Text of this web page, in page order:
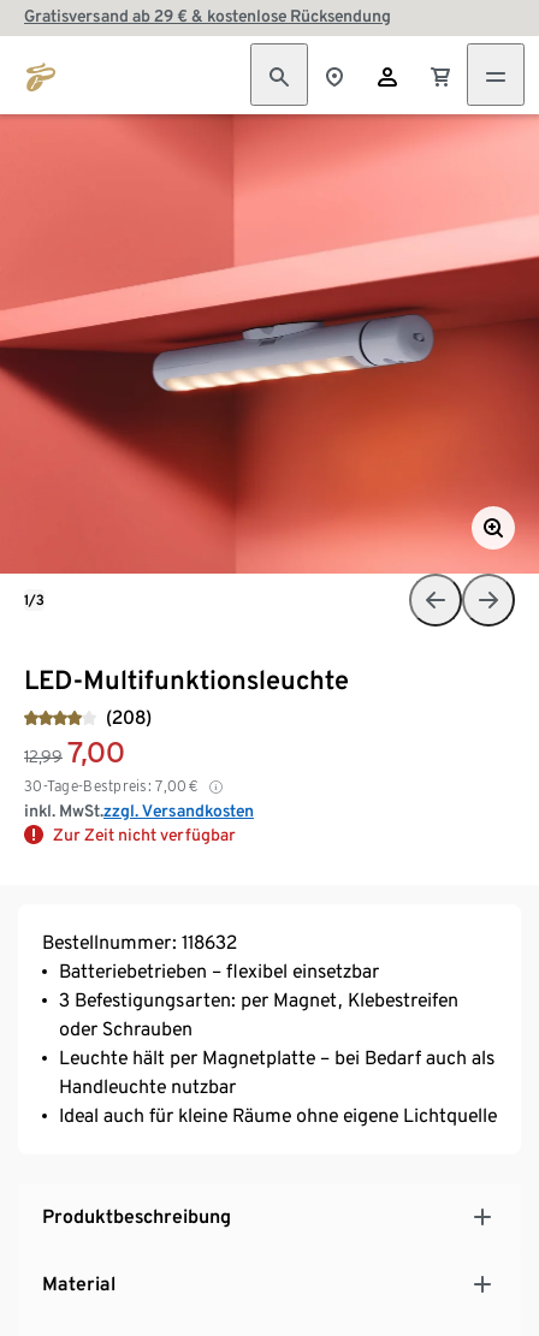
Gratisversand ab 29 € & kostenlose Rücksendung
LED-Multifunktionsleuchte
(208)
12,99 7,00
30-Tage-Bestpreis: 7,00 €
inkl. MwSt.zzgl. Versandkosten
Zur Zeit nicht verfügbar
1/3
Bestellnummer: 118632
Batteriebetrieben – flexibel einsetzbar
3 Befestigungsarten: per Magnet, Klebestreifen
oder Schrauben
Leuchte hält per Magnetplatte – bei Bedarf auch als
Handleuchte nutzbar
Ideal auch für kleine Räume ohne eigene Lichtquelle
Produktbeschreibung
Material